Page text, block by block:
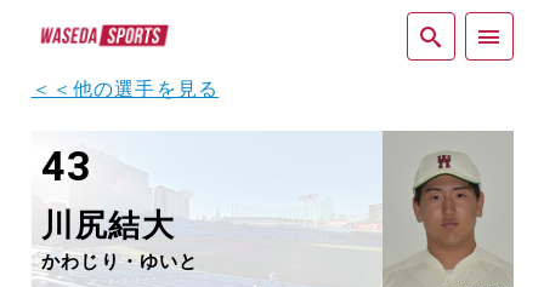
＜＜他の選手を見る
43
川尻結大
かわじり・ゆいと